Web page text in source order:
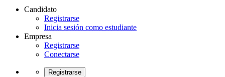
Candidato
Registrarse
Inicia sesión como estudiante
Empresa
Registrarse
Conectarse
Registrarse